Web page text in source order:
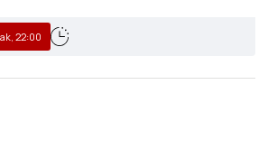
22:00